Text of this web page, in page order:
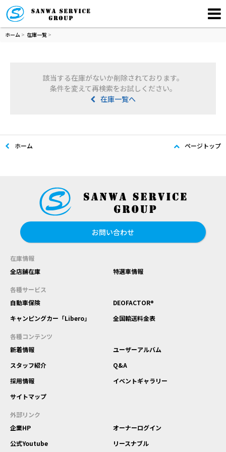
ホーム > 在庫一覧 >
該当する在庫がないか削除されております。
条件を変えて再検索をお試しください。
在庫一覧へ
ホーム ページトップ
お問い合わせ
在庫情報
全店舗在庫
特選車情報
各種サービス
自動車保険
DEOFACTOR®
キャンピングカー「Libero」
全国輸送料金表
各種コンテンツ
新着情報
ユーザーアルバム
スタッフ紹介
Q&A
採用情報
イベントギャラリー
サイトマップ
外部リンク
企業HP
オーナーログイン
公式Youtube
リースナブル